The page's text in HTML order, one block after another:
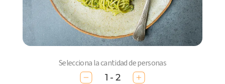
Selecciona la cantidad de personas
1 - 2